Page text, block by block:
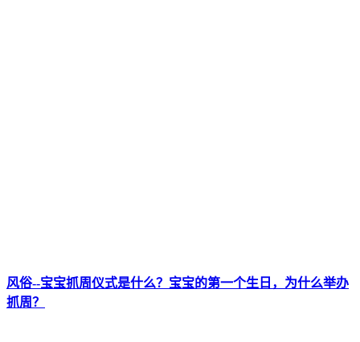
风俗--宝宝抓周仪式是什么？宝宝的第一个生日，为什么举办
抓周？